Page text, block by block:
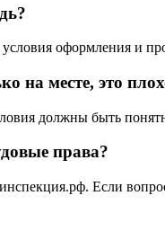
оформления и
на месте, это
должны быть
права?
Если